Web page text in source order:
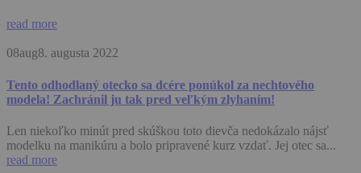
read more
08aug8. augusta 2022
Tento odhodlaný otecko sa dcére ponúkol za nechtového
modela! Zachránil ju tak pred veľkým zlyhaním!
Len niekoľko minút pred skúškou toto dievča nedokázalo nájsť
modelku na manikúru a bolo pripravené kurz vzdať. Jej otec sa...
read more